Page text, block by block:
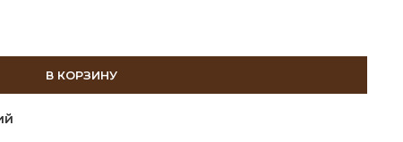
В КОРЗИНУ